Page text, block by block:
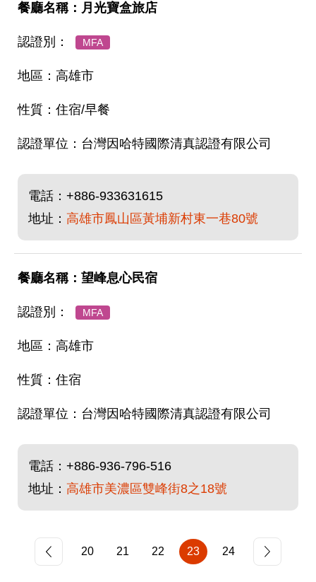
月光寶盒旅店
MFA
高雄市
住宿/早餐
台灣因哈特國際清真認證有限公司
電話： +886-933631615
地址： 高雄市鳳山區黃埔新村東一巷80號
望峰息心民宿
MFA
高雄市
住宿
台灣因哈特國際清真認證有限公司
電話： +886-936-796-516
地址： 高雄市美濃區雙峰街8之18號
20 21 22 23 24